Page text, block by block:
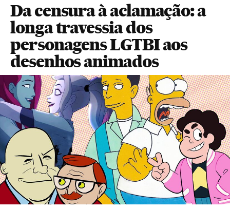
Da censura à aclamação: a
longa travessia dos
personagens LGTBI aos
desenhos animados